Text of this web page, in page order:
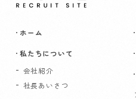
ホーム
私たちについて
会社紹介
社長あいさつ